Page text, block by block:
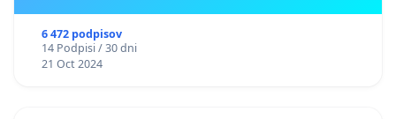
6 472 podpisov
14 Podpisi / 30 dni
21 Oct 2024